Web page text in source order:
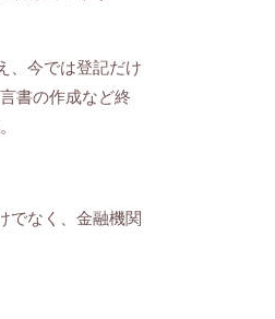
、今では登記だけ
書の作成など終
でなく、金融機関